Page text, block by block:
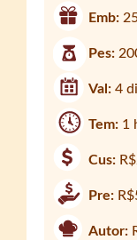
Emb:
Pes:
Val:4
Tem: 1
Cus:
Pre:
Autor: